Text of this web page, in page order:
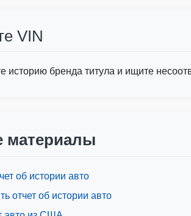
VIN
историю бренда титула и ищите
материалы
об истории авто
отчет об истории авто